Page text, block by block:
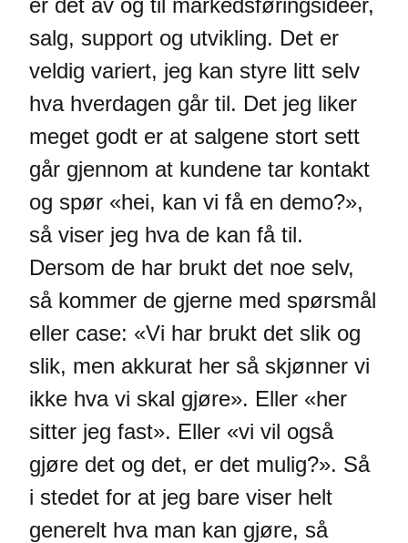
salg, support og utvikling. Det er
veldig variert, jeg kan styre litt selv
hva hverdagen går til. Det jeg liker
meget godt er at salgene stort sett
går gjennom at kundene tar kontakt
og spør «hei, kan vi få en demo?»,
så viser jeg hva de kan få til.
Dersom de har brukt det noe selv,
så kommer de gjerne med spørsmål
eller case: «Vi har brukt det slik og
slik, men akkurat her så skjønner vi
ikke hva vi skal gjøre». Eller «her
sitter jeg fast». Eller «vi vil også
gjøre det og det, er det mulig?». Så
i stedet for at jeg bare viser helt
generelt hva man kan gjøre, så